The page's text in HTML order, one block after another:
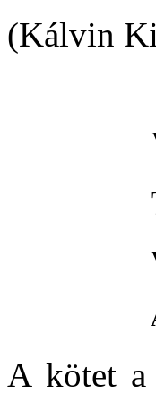
(Kálvin
A kötet a